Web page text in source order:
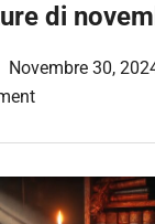
di
Novembre 30,